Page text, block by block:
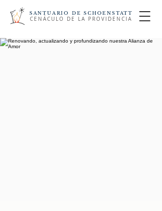
SANTUARIO DE SCHOENSTATT
CENÁCULO DE LA PROVIDENCIA